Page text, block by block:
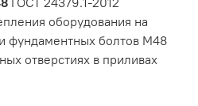
оборудования на
фундаментных болтов М48
отверстиях в приливах